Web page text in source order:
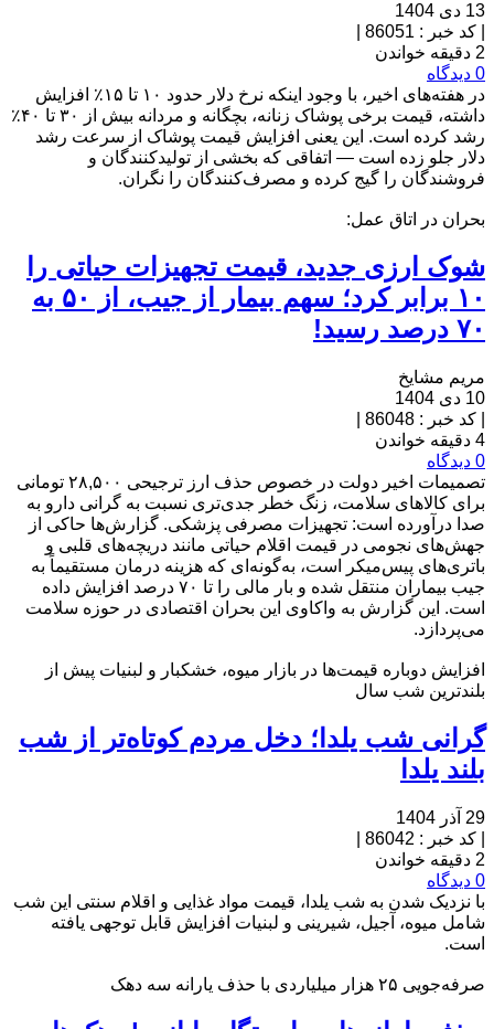
13 دی 1404
کد خبر : 86051
2 دقیقه خواندن
0 دیدگاه
در هفته‌های اخیر، با وجود اینکه نرخ دلار حدود ۱۰ تا ۱۵٪ افزایش
داشته، قیمت برخی پوشاک زنانه، بچگانه و مردانه بیش از ۳۰ تا ۴۰٪
رشد کرده است. این یعنی افزایش قیمت پوشاک از سرعت رشد
دلار جلو زده است — اتفاقی که بخشی از تولیدکنندگان و
فروشندگان را گیج کرده و مصرف‌کنندگان را نگران.
بحران در اتاق عمل:
شوک ارزی جدید، قیمت تجهیزات حیاتی را
۱۰ برابر کرد؛ سهم بیمار از جیب، از ۵۰ به
۷۰ درصد رسید!
مریم مشایخ
10 دی 1404
کد خبر : 86048
4 دقیقه خواندن
0 دیدگاه
تصمیمات اخیر دولت در خصوص حذف ارز ترجیحی ۲۸,۵۰۰ تومانی
برای کالاهای سلامت، زنگ خطر جدی‌تری نسبت به گرانی دارو به
صدا درآورده است: تجهیزات مصرفی پزشکی. گزارش‌ها حاکی از
جهش‌های نجومی در قیمت اقلام حیاتی مانند دریچه‌های قلبی و
باتری‌های پیس‌میکر است، به‌گونه‌ای که هزینه درمان مستقیماً به
جیب بیماران منتقل شده و بار مالی را تا ۷۰ درصد افزایش داده
است. این گزارش به واکاوی این بحران اقتصادی در حوزه سلامت
می‌پردازد.
افزایش دوباره قیمت‌ها در بازار میوه، خشکبار و لبنیات پیش از
بلندترین شب سال
گرانی شب یلدا؛ دخل مردم کوتاه‌تر از شب
بلند یلدا
29 آذر 1404
کد خبر : 86042
2 دقیقه خواندن
0 دیدگاه
با نزدیک شدن به شب یلدا، قیمت مواد غذایی و اقلام سنتی این شب
شامل میوه، آجیل، شیرینی و لبنیات افزایش قابل توجهی یافته
است.
صرفه‌جویی ۲۵ هزار میلیاردی با حذف یارانه سه دهک